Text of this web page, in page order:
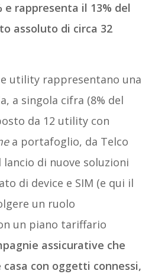
e rappresenta il 13% del
assoluto di circa 32
utility rappresentano una
a singola cifra (8% del
da 12 utility con
a portafoglio, da Telco
di nuove soluzioni
di device e SIM (e qui il
un ruolo
un piano tariffario
assicurative che
con oggetti connessi,